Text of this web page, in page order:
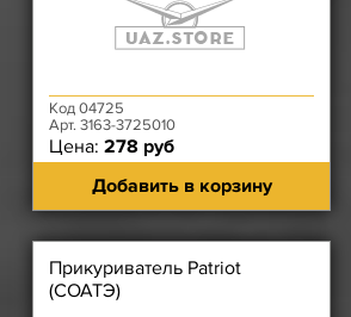
Код 04725
Арт. 3163-3725010
Цена: 278 руб
Добавить в корзину
Прикуриватель Patriot
(СОАТЭ)